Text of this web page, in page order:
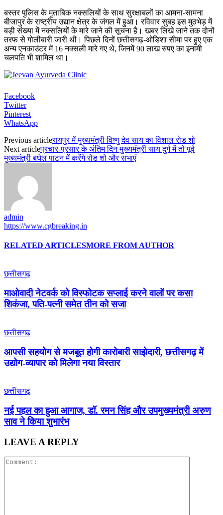
बस्तर पुलिस के मुताबिक नक्सलियों के साथ सुरक्षाबलों का आमना-सामना
बीजापुर के राष्ट्रीय उद्यान क्षेत्र के जंगल में हुआ। रविवार सुबह इस मुठभेड़ में
बड़ी संख्या में नक्सलियों के मारे जाने की सूचना है। खबर लिखे जाने तक दोनों
तरफ से गोलीबारी जारी थी। पिछले दिनों छत्तीसगढ़-ओडिशा सीमा पर हुए एक
अन्य एनकाउंटर में 16 नक्सली मारे गए थे, जिनमें 90 लाख रुपए का इनामी
चलपति भी शामिल था।
Facebook
Twitter
Pinterest
WhatsApp
Previous articleरायपुर में मुख्यमंत्री विष्णु देव साय का विशाल रोड शो
Next articleप्रचार-प्रसार के अंतिम दिन मुख्यमंत्री साय दुर्ग में तो पूर्व
मुख्यमंत्री बघेल पाटन में करेंगे रोड शो और सभाएं
admin
https://www.cgbreaking.in
RELATED ARTICLESMORE FROM AUTHOR
छत्तीसगढ़
माओवादी नेटवर्क को विस्फोटक सप्लाई करने वालों पर कसा
शिकंजा, पति-पत्नी समेत तीन को सजा
छत्तीसगढ़
आपसी सहयोग से मजबूत होगी कारोबारी साझेदारी, छत्तीसगढ़ में
उद्योग-व्यापार को मिलेगा नया विस्तार
छत्तीसगढ़
नई पहल का हुआ आगाज, डॉ. रमन सिंह और उपमुख्यमंत्री अरुण
साव ने किया शुभारंभ
LEAVE A REPLY